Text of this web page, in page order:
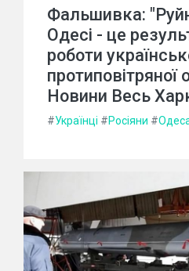
Фальшивка:
Одесі - це
роботи
протиповітряної
Новини Весь
#Українці #Росіяни #